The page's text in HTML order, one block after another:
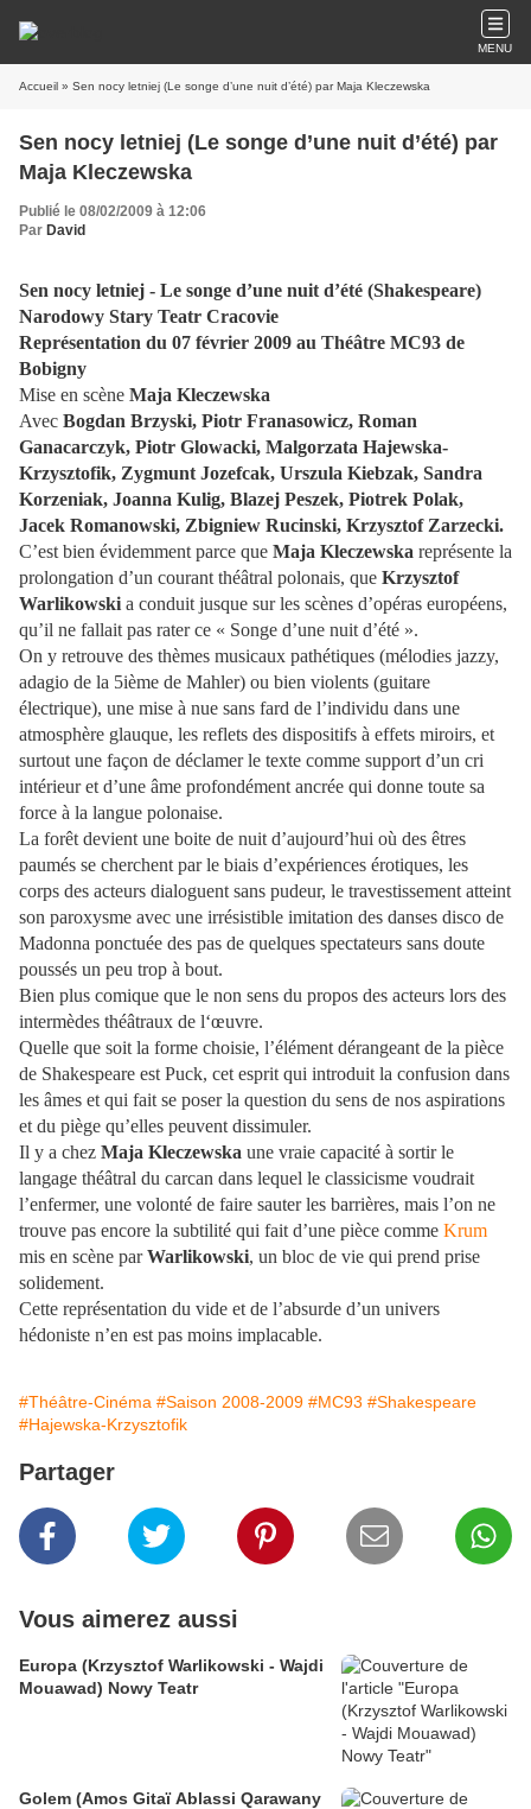
MENU
Accueil » Sen nocy letniej (Le songe d’une nuit d’été) par Maja Kleczewska
Sen nocy letniej (Le songe d’une nuit d’été) par
Maja Kleczewska
Publié le 08/02/2009 à 12:06
Par David
Sen nocy letniej - Le songe d’une nuit d’été (Shakespeare)
Narodowy Stary Teatr Cracovie
Représentation du 07 février 2009 au Théâtre MC93 de
Bobigny
Mise en scène Maja Kleczewska
Avec Bogdan Brzyski, Piotr Franasowicz, Roman
Ganacarczyk, Piotr Glowacki, Malgorzata Hajewska-
Krzysztofik, Zygmunt Jozefcak, Urszula Kiebzak, Sandra
Korzeniak, Joanna Kulig, Blazej Peszek, Piotrek Polak,
Jacek Romanowski, Zbigniew Rucinski, Krzysztof Zarzecki.
C’est bien évidemment parce que Maja Kleczewska représente la
prolongation d’un courant théâtral polonais, que Krzysztof
Warlikowski a conduit jusque sur les scènes d’opéras européens,
qu’il ne fallait pas rater ce « Songe d’une nuit d’été ».
On y retrouve des thèmes musicaux pathétiques (mélodies jazzy,
adagio de la 5ième de Mahler) ou bien violents (guitare
électrique), une mise à nue sans fard de l’individu dans une
atmosphère glauque, les reflets des dispositifs à effets miroirs, et
surtout une façon de déclamer le texte comme support d’un cri
intérieur et d’une âme profondément ancrée qui donne toute sa
force à la langue polonaise.
La forêt devient une boite de nuit d’aujourd’hui où des êtres
paumés se cherchent par le biais d’expériences érotiques, les
corps des acteurs dialoguent sans pudeur, le travestissement atteint
son paroxysme avec une irrésistible imitation des danses disco de
Madonna ponctuée des pas de quelques spectateurs sans doute
poussés un peu trop à bout.
Bien plus comique que le non sens du propos des acteurs lors des
intermèdes théâtraux de l‘œuvre.
Quelle que soit la forme choisie, l’élément dérangeant de la pièce
de Shakespeare est Puck, cet esprit qui introduit la confusion dans
les âmes et qui fait se poser la question du sens de nos aspirations
et du piège qu’elles peuvent dissimuler.
Il y a chez Maja Kleczewska une vraie capacité à sortir le
langage théâtral du carcan dans lequel le classicisme voudrait
l’enfermer, une volonté de faire sauter les barrières, mais l’on ne
trouve pas encore la subtilité qui fait d’une pièce comme Krum
mis en scène parWarlikowski, un bloc de vie qui prend prise
solidement.
Cette représentation du vide et de l’absurde d’un univers
hédoniste n’en est pas moins implacable.
#Théâtre-Cinéma #Saison 2008-2009 #MC93 #Shakespeare
#Hajewska-Krzysztofik
Partager
Vous aimerez aussi
Europa (Krzysztof Warlikowski - Wajdi
Mouawad) Nowy Teatr
Golem (Amos Gitaï Ablassi Qarawany